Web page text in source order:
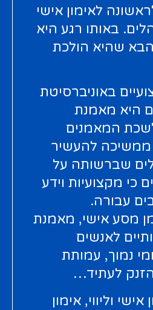
לאימון אישי
באותו רגע היא
שהיא הולכת
באוניברסיטת
היא מאמנת
המאמנים
ממשיכה להעשיר
שברשותה על
כי מקצועיות וידע
עבורה.
מסע אישי, מאמנת
לאנשים
נמוך, עמותת
לעתיד…
וליווי, אימון